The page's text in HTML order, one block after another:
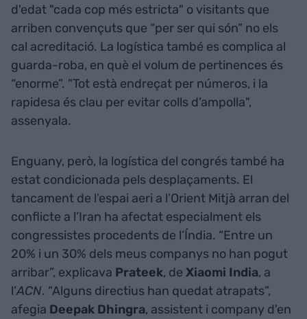
d'edat "cada cop més estricta" o visitants que
arriben convençuts que “per ser qui són” no els
cal acreditació. La logística també es complica al
guarda-roba, en què el volum de pertinences és
“enorme”. "Tot està endreçat per números, i la
rapidesa és clau per evitar colls d’ampolla",
assenyala.
Enguany, però, la logística del congrés també ha
estat condicionada pels desplaçaments. El
tancament de l’espai aeri a l’Orient Mitjà arran del
conflicte a l’Iran ha afectat especialment els
congressistes procedents de l’Índia. “Entre un
20% i un 30% dels meus companys no han pogut
arribar”, explicava Prateek, de Xiaomi India, a
l’ACN. “Alguns directius han quedat atrapats”,
afegia Deepak Dhingra, assistent i company d'en